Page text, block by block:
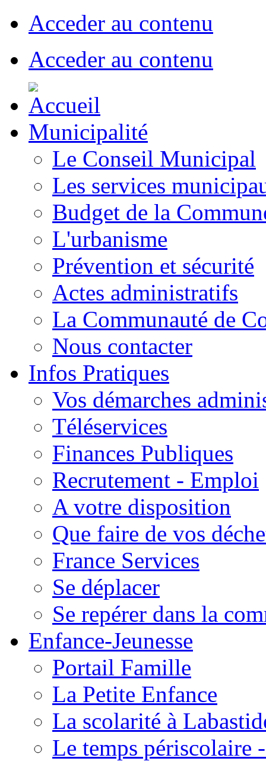
Acceder au contenu
Acceder au contenu
Municipalité
Le Conseil Municipal
Les services
Budget de la
L'urbanisme
Prévention et sécurité
Actes administratifs
La Communauté de
Nous contacter
Infos Pratiques
Vos démarches
Téléservices
Finances Publiques
Recrutement - Emploi
A votre disposition
Que faire de vos
France Services
Se déplacer
Se repérer dans la
Enfance-Jeunesse
Portail Famille
La Petite Enfance
La scolarité à
Le temps périscolaire